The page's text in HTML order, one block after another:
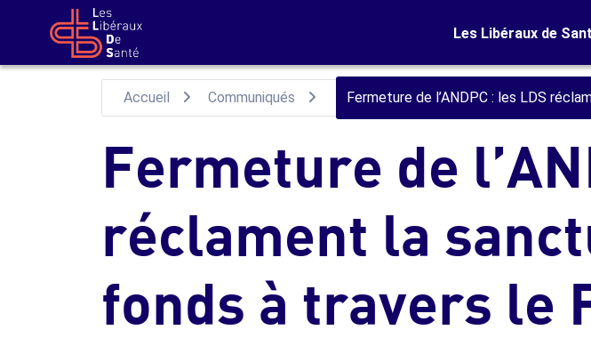
Aller au contenu principal
Les Libéraux de
Accueil Communiqués Fermeture de l’ANDPC : les LDS
Fermeture de
réclament la
fonds à travers le